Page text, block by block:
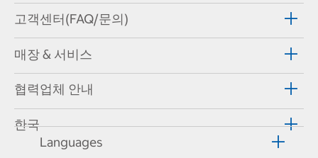
고객센터(FAQ/문의)
매장 & 서비스
협력업체 안내
한국
Languages